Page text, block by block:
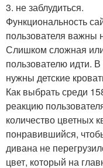
3. не заблудиться.
Функциональность
пользователя важны
Слишком сложная или
пользователю идти.
нужны детские
Как выбрать среди
реакцию
количество цветных
понравившийся,
дивана не
цвет, который на